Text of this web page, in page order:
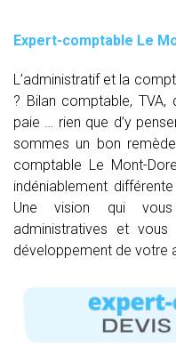
Expert-comptable Le
L’administratif et la
? Bilan comptable, TVA,
paie … rien que d’y
sommes un bon
comptable Le Mont-
indéniablement
Une vision qui
administratives et
développement de votre